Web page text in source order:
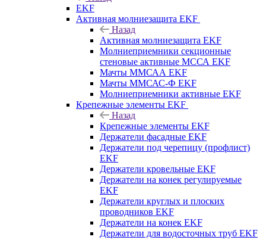
EKF
Активная молниезащита EKF
Назад
Активная молниезащита EKF
Молниеприемники секционные
стеновые активные МССА EKF
Мачты ММСАА EKF
Мачты ММСАС-Ф EKF
Молниеприемники активные EKF
Крепежные элементы EKF
Назад
Крепежные элементы EKF
Держатели фасадные EKF
Держатели под черепицу (профлист)
EKF
Держатели кровельные EKF
Держатели на конек регулируемые
EKF
Держатели круглых и плоских
проводников EKF
Держатели на конек EKF
Держатели для водосточных труб EKF